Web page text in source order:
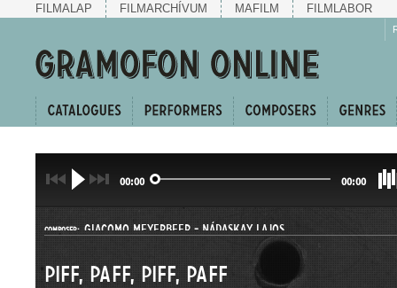
FILMALAP FILMARCHÍVUM MAFILM FILMLABOR
00:00 00:00
COMPOSER: GIACOMO MEYERBEER - NÁDASKAY LAJOS
Piff, paff, piff, paff